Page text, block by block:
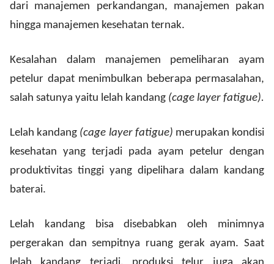
dari manajemen perkandangan, manajemen pakan
hingga manajemen kesehatan ternak.
Kesalahan dalam manajemen pemeliharan ayam
petelur dapat menimbulkan beberapa permasalahan,
salah satunya yaitu lelah kandang (cage layer fatigue).
Lelah kandang (cage layer fatigue) merupakan kondisi
kesehatan yang terjadi pada ayam petelur dengan
produktivitas tinggi yang dipelihara dalam kandang
baterai.
Lelah kandang bisa disebabkan oleh minimnya
pergerakan dan sempitnya ruang gerak ayam. Saat